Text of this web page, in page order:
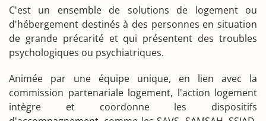
C'est un ensemble de solutions de logement ou
d'hébergement destinés à des personnes en situation
de grande précarité et qui présentent des troubles
psychologiques ou psychiatriques.
Animée par une équipe unique, en lien avec la
commission partenariale logement, l'action logement
intègre et coordonne les dispositifs